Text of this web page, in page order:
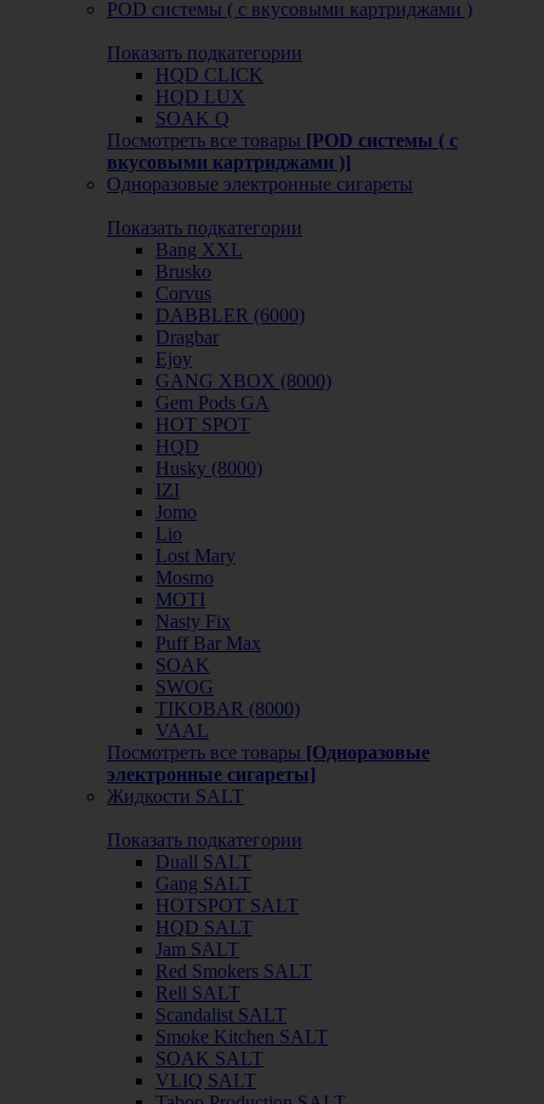
POD системы ( с вкусовыми картриджами )
Показать подкатегории
HQD CLICK
HQD LUX
SOAK Q
Посмотреть все товары [POD системы ( с
вкусовыми картриджами )]
Одноразовые электронные сигареты
Показать подкатегории
Bang XXL
Brusko
Corvus
DABBLER (6000)
Dragbar
Ejoy
GANG XBOX (8000)
Gem Pods GA
HOT SPOT
HQD
Husky (8000)
IZI
Jomo
Lio
Lost Mary
Mosmo
MOTI
Nasty Fix
Puff Bar Max
SOAK
SWOG
TIKOBAR (8000)
VAAL
Посмотреть все товары [Одноразовые
электронные сигареты]
Жидкости SALT
Показать подкатегории
Duall SALT
Gang SALT
HOTSPOT SALT
HQD SALT
Jam SALT
Red Smokers SALT
Rell SALT
Scandalist SALT
Smoke Kitchen SALT
SOAK SALT
VLIQ SALT